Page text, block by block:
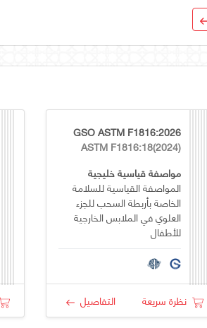
GSO ASTM F1816:2026
ASTM F1816:18(2024)
مواصفة قياسية خليجية
المواصفة القياسية للسلامة
الخاصة بأربطة السحب للجزء
العلوي في الملابس الخارجية
للأطفال
نظرة سريعة التفاصيل